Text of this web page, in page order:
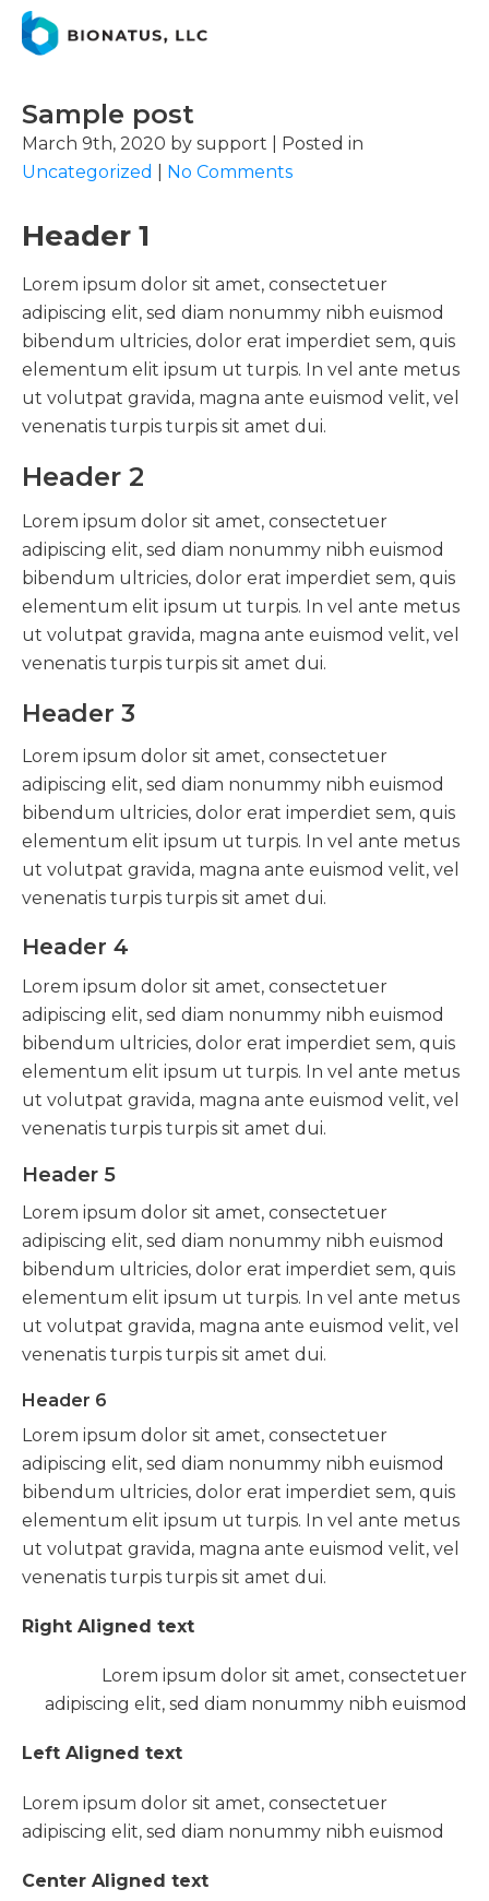
Sample post
March 9th, 2020 by support | Posted in
Uncategorized
No Comments
Header 1
Lorem ipsum dolor sit amet, consectetuer
adipiscing elit, sed diam nonummy nibh euismod
bibendum ultricies, dolor erat imperdiet sem, quis
elementum elit ipsum ut turpis. In vel ante metus
ut volutpat gravida, magna ante euismod velit, vel
venenatis turpis turpis sit amet dui.
Header 2
Lorem ipsum dolor sit amet, consectetuer
adipiscing elit, sed diam nonummy nibh euismod
bibendum ultricies, dolor erat imperdiet sem, quis
elementum elit ipsum ut turpis. In vel ante metus
ut volutpat gravida, magna ante euismod velit, vel
venenatis turpis turpis sit amet dui.
Header 3
Lorem ipsum dolor sit amet, consectetuer
adipiscing elit, sed diam nonummy nibh euismod
bibendum ultricies, dolor erat imperdiet sem, quis
elementum elit ipsum ut turpis. In vel ante metus
ut volutpat gravida, magna ante euismod velit, vel
venenatis turpis turpis sit amet dui.
Header 4
Lorem ipsum dolor sit amet, consectetuer
adipiscing elit, sed diam nonummy nibh euismod
bibendum ultricies, dolor erat imperdiet sem, quis
elementum elit ipsum ut turpis. In vel ante metus
ut volutpat gravida, magna ante euismod velit, vel
venenatis turpis turpis sit amet dui.
Header 5
Lorem ipsum dolor sit amet, consectetuer
adipiscing elit, sed diam nonummy nibh euismod
bibendum ultricies, dolor erat imperdiet sem, quis
elementum elit ipsum ut turpis. In vel ante metus
ut volutpat gravida, magna ante euismod velit, vel
venenatis turpis turpis sit amet dui.
Header 6
Lorem ipsum dolor sit amet, consectetuer
adipiscing elit, sed diam nonummy nibh euismod
bibendum ultricies, dolor erat imperdiet sem, quis
elementum elit ipsum ut turpis. In vel ante metus
ut volutpat gravida, magna ante euismod velit, vel
venenatis turpis turpis sit amet dui.
Right Aligned text
Lorem ipsum dolor sit amet, consectetuer
adipiscing elit, sed diam nonummy nibh euismod
Left Aligned text
Lorem ipsum dolor sit amet, consectetuer
adipiscing elit, sed diam nonummy nibh euismod
Center Aligned text